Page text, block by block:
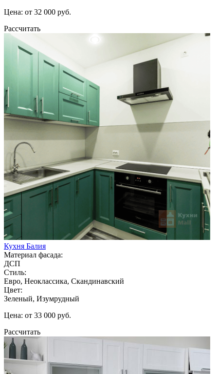
Цена: от 32 000 руб.
Рассчитать
Кухня Балия
Материал фасада:
ДСП
Стиль:
Евро, Неоклассика, Скандинавский
Цвет:
Зеленый, Изумрудный
Цена: от 33 000 руб.
Рассчитать